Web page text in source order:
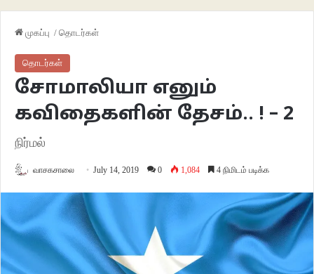
முகப்பு / தொடர்கள்
தொடர்கள்
சோமாலியா எனும்
கவிதைகளின் தேசம்.. ! – 2
நிர்மல்
வாசகசாலை July 14, 2019 0 1,084 4 நிமிடம் படிக்க